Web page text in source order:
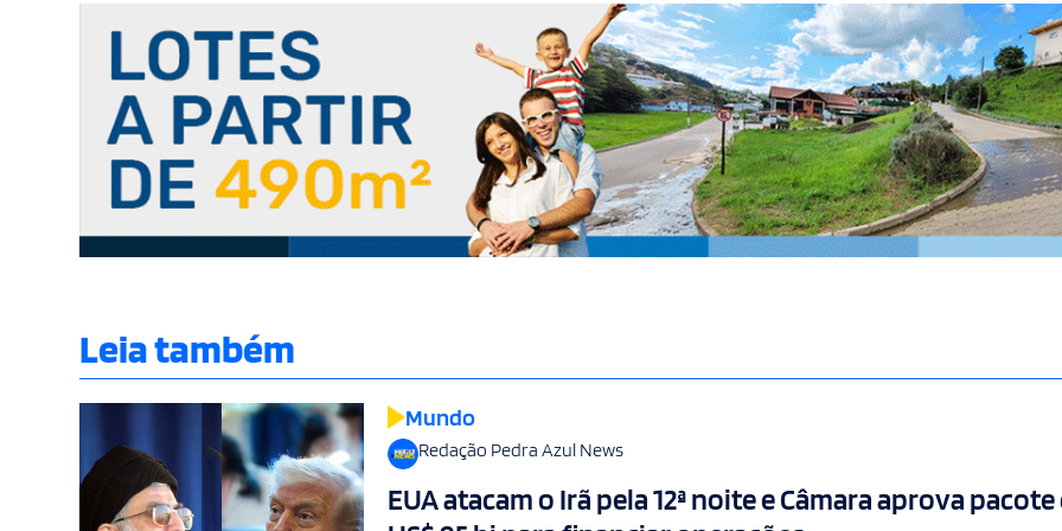
Leia também
Mundo
Redação Pedra Azul News
EUA atacam o Irã pela 12ª noite e Câmara aprova pacote